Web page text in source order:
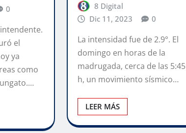
0
el
ya
como
8 Digital
Dic 11, 2023
0
La intensidad fue de 2.9°. El
domingo en horas de la
madrugada, cerca de las 5:45
h, un movimiento sísmico…
LEER MÁS